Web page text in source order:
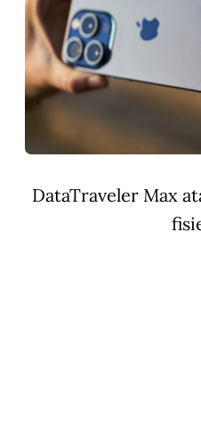
DataTraveler Max